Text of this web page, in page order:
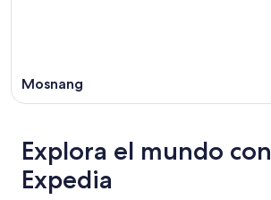
Mosnang
Explora el mundo con
Expedia